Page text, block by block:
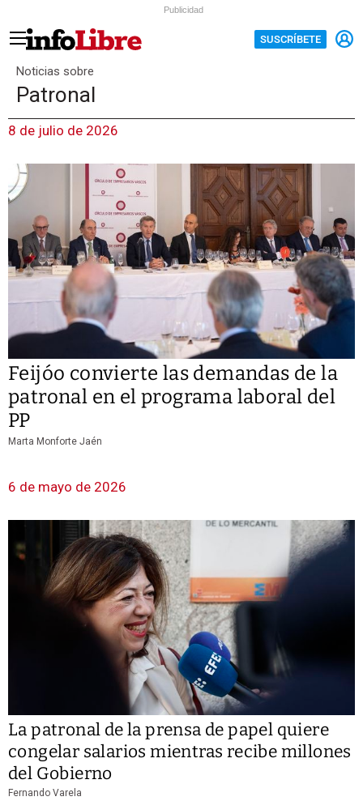
Publicidad
SUSCRÍBETE
Noticias sobre
Patronal
8 de julio de 2026
Feijóo convierte las demandas de la
patronal en el programa laboral del
PP
Marta Monforte Jaén
6 de mayo de 2026
La patronal de la prensa de papel quiere
congelar salarios mientras recibe millones
del Gobierno
Fernando Varela